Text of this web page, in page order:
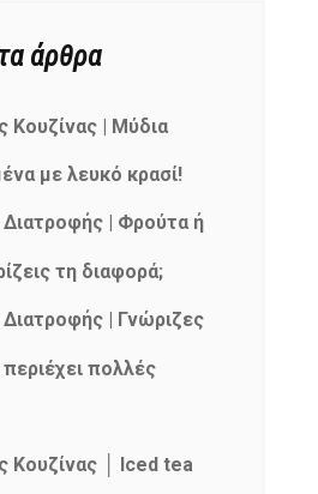
άρθρα
Κουζίνας | Μύδια
με λευκό κρασί!
Διατροφής | Φρούτα ή
τη διαφορά;
| Γνώριζες
πολλές
Κουζίνας │ Iced tea